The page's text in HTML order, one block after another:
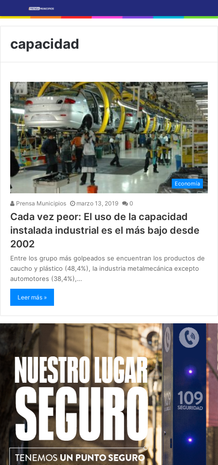
capacidad
Economía
Prensa Municipios marzo 13, 2019 0
Cada vez peor: El uso de la capacidad
instalada industrial es el más bajo desde
2002
Entre los grupo más golpeados se encuentran los productos de
caucho y plástico (48,4%), la industria metalmecánica excepto
automotores (38,4%),…
Leer más »